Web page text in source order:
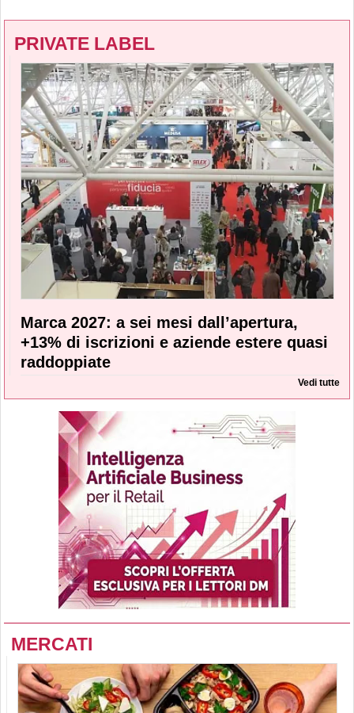
PRIVATE LABEL
Marca 2027: a sei mesi dall’apertura,
+13% di iscrizioni e aziende estere quasi
raddoppiate
Vedi tutte
MERCATI